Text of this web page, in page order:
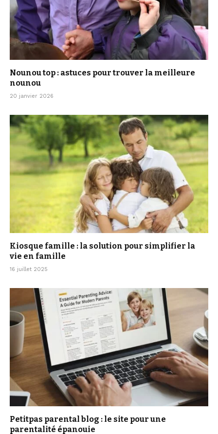
Nounou top : astuces pour trouver la meilleure
nounou
20 janvier 2026
Kiosque famille : la solution pour simplifier la
vie en famille
16 juillet 2025
Petitpas parental blog : le site pour une
parentalité épanouie